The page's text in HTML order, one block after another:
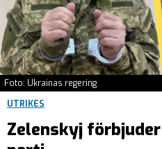
Foto: Ukrainas regering
UTRIKES
Zelenskyj